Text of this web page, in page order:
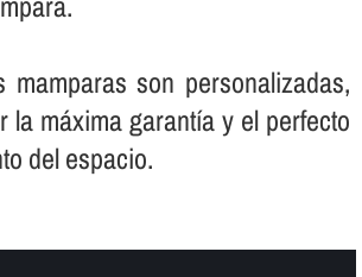
mamparas son personalizadas,
la máxima garantí­a y el perfecto
del espacio.